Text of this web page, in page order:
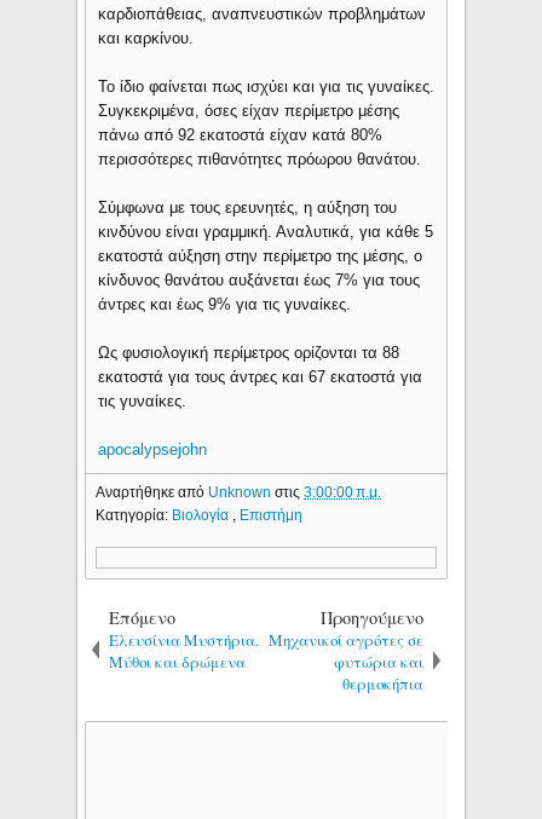
καρδιοπάθειας, αναπνευστικών προβλημάτων
και καρκίνου.
Το ίδιο φαίνεται πως ισχύει και για τις γυναίκες.
Συγκεκριμένα, όσες είχαν περίμετρο μέσης
πάνω από 92 εκατοστά είχαν κατά 80%
περισσότερες πιθανότητες πρόωρου θανάτου.
Σύμφωνα με τους ερευνητές, η αύξηση του
κινδύνου είναι γραμμική. Αναλυτικά, για κάθε 5
εκατοστά αύξηση στην περίμετρο της μέσης, ο
κίνδυνος θανάτου αυξάνεται έως 7% για τους
άντρες και έως 9% για τις γυναίκες.
Ως φυσιολογική περίμετρος ορίζονται τα 88
εκατοστά για τους άντρες και 67 εκατοστά για
τις γυναίκες.
apocalypsejohn
Αναρτήθηκε από Unknownστις3:00:00 π.μ.
Κατηγορία: Βιολογία , Επιστήμη
Επόμενο
Ελευσίνια Μυστήρια.
Μύθοι και δρώμενα
Προηγούμενο
Μηχανικοί αγρότες σε
φυτώρια και
θερμοκήπια